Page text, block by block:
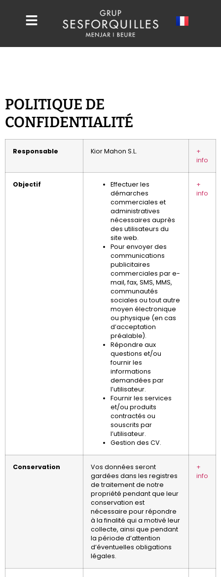
POLITIQUE DE
CONFIDENTIALITÉ
Responsable Kior Mahon S.L.
+
info
Objectif
Effectuer les
démarches
commerciales et
administratives
nécessaires auprès
des utilisateurs du
site web.
Pour envoyer des
communications
publicitaires
commerciales par e-
mail, fax, SMS, MMS,
communautés
sociales ou tout autre
moyen électronique
ou physique (en cas
d’acceptation
préalable).
Répondre aux
questions et/ou
fournir les
informations
demandées par
l’utilisateur.
Fournir les services
et/ou produits
contractés ou
souscrits par
l’utilisateur.
Gestion des CV.
+
info
Conservation
Vos données seront
gardées dans les registres
de traitement de notre
propriété pendant que leur
conservation est
nécessaire pour répondre
à la finalité qui a motivé leur
collecte, ainsi que pendant
la période d’attention
d’éventuelles obligations
légales.
+
info